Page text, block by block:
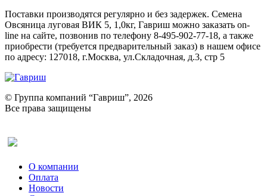
Поставки производятся регулярно и без задержек. Семена
Овсяница луговая ВИК 5, 1,0кг, Гавриш можно заказать on-
line на сайте, позвонив по телефону 8-495-902-77-18, а также
приобрести (требуется предварительный заказ) в нашем офисе
по адресу: 127018, г.Москва, ул.Складочная, д.3, стр 5
© Группа компаний “Гавриш”, 2026
Все права защищены
О компании
Оплата
Новости